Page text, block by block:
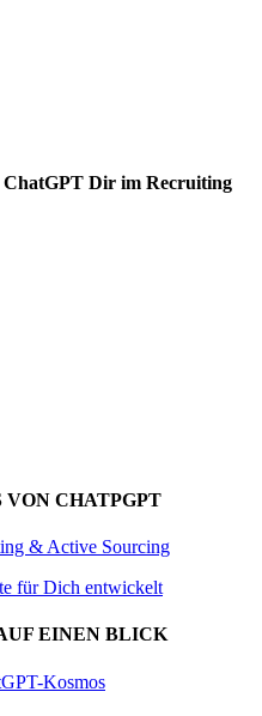
ChatGPT Dir im Recruiting
VON CHATPGPT
& Active Sourcing
für Dich entwickelt
EINEN BLICK
Kosmos